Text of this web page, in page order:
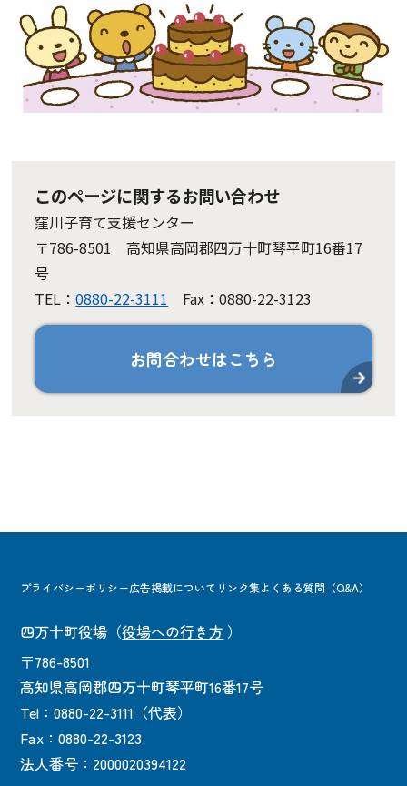
このページに関するお問い合わせ
窪川子育て支援センター
〒786-8501 高知県高岡郡四万十町琴平町16番17
号
TEL：0880-22-3111 Fax：0880-22-3123
お問合わせはこちら
プライバシーポリシー広告掲載について リンク集よくある質問（Q&A）
四万十町役場 （役場への行き方 ）
〒786-8501
高知県高岡郡四万十町琴平町16番17号
Tel：0880-22-3111（代表）
Fax：0880-22-3123
法人番号：2000020394122